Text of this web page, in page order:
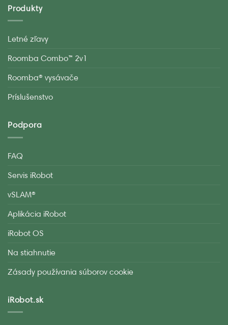
Produkty
Letné zľavy
Roomba Combo™ 2v1
Roomba® vysávače
Príslušenstvo
Podpora
FAQ
Servis iRobot
vSLAM®
Aplikácia iRobot
iRobot OS
Na stiahnutie
Zásady používania súborov cookie
iRobot.sk